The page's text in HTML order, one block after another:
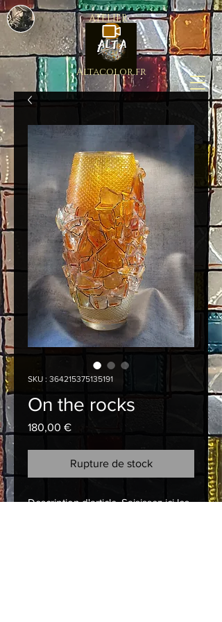
ATELIER
Altacolor.fr
SKU : 364215375135191
On the rocks
180,00 €Prix
Rupture de stock
Description d'article. Saisissez ici les